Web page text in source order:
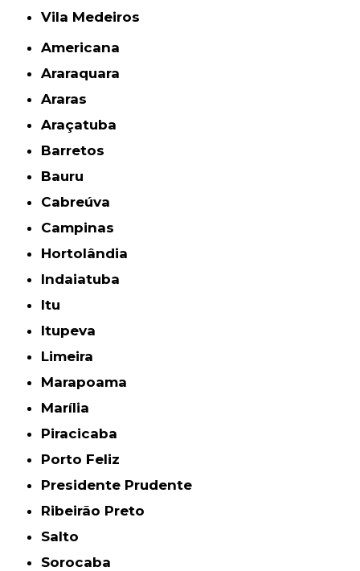
Vila Medeiros
Americana
Araraquara
Araras
Araçatuba
Barretos
Bauru
Cabreúva
Campinas
Hortolândia
Indaiatuba
Itu
Itupeva
Limeira
Marapoama
Marília
Piracicaba
Porto Feliz
Presidente Prudente
Ribeirão Preto
Salto
Sorocaba